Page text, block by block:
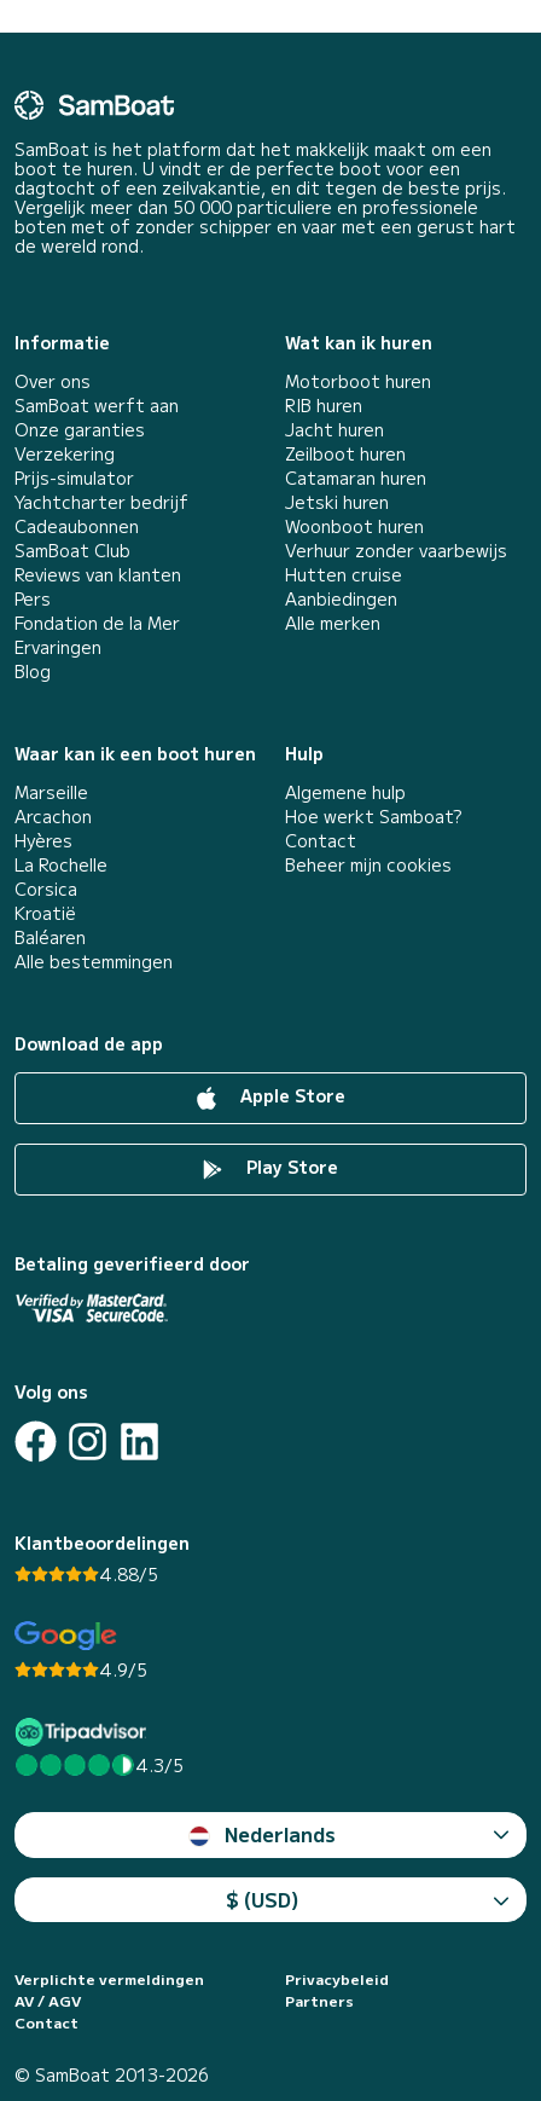
SamBoat is het platform dat het makkelijk maakt om een
boot te huren. U vindt er de perfecte boot voor een
dagtocht of een zeilvakantie, en dit tegen de beste prijs.
Vergelijk meer dan 50 000 particuliere en professionele
boten met of zonder schipper en vaar met een gerust hart
de wereld rond.
Informatie
Over ons
SamBoat werft aan
Onze garanties
Verzekering
Prijs-simulator
Yachtcharter bedrijf
Cadeaubonnen
SamBoat Club
Reviews van klanten
Pers
Fondation de la Mer
Ervaringen
Blog
Wat kan ik huren
Motorboot huren
RIB huren
Jacht huren
Zeilboot huren
Catamaran huren
Jetski huren
Woonboot huren
Verhuur zonder vaarbewijs
Hutten cruise
Aanbiedingen
Alle merken
Waar kan ik een boot huren
Marseille
Arcachon
Hyères
La Rochelle
Corsica
Kroatië
Baléaren
Alle bestemmingen
Hulp
Algemene hulp
Hoe werkt Samboat?
Contact
Beheer mijn cookies
Download de app
Apple Store
Play Store
Betaling geverifieerd door
Volg ons
Klantbeoordelingen
4.88/5
4.9/5
4.3/5
Nederlands
$ (USD)
Verplichte vermeldingen
Privacybeleid
AV / AGV
Partners
Contact
© SamBoat 2013-2026